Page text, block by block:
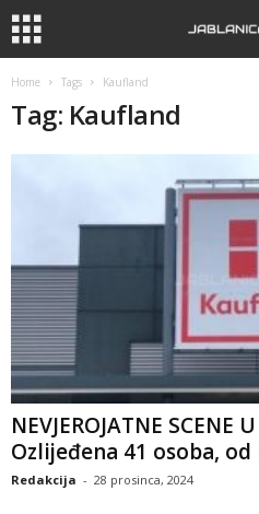
Home Tags Kaufland
Tag: Kaufland
NEVJEROJATNE SCENE
Ozlijeđena 41 osoba, od
Redakcija - 28 prosinca, 2024